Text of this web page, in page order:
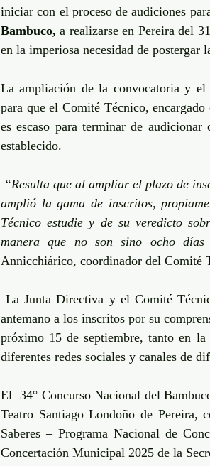
iniciar con el proceso de audiciones
Bambuco, a realizarse en Pereira del
en la imperiosa necesidad de postergar
La ampliación de la convocatoria y el
para que el Comité Técnico,
es escaso para terminar de
establecido.
“Resulta que al ampliar el plazo de
amplió la gama de inscritos,
Técnico estudie y de su veredicto
manera que no son sino ocho
Annicchiárico, coordinador del Comité
La Junta Directiva y el Comité
antemano a los inscritos por su
próximo 15 de septiembre, tanto en la
diferentes redes sociales y canales de
El  34° Concurso Nacional del
Teatro Santiago Londoño de
Saberes – Programa Nacional de
Concertación Municipal 2025 de la